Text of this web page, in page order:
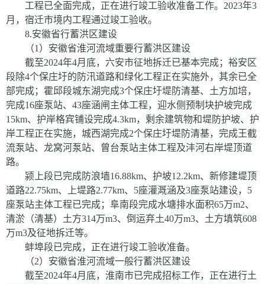
工程已全面完成，正在进行竣工验收准备工作。 2023年3
月，宿迁市境内工程通过竣工验收。
8.安徽省行蓄洪区建设
（1 ）安徽省淮河流域重要行蓄洪区建设
截至2024年4月底，六安市征地拆迁已基本完成；裕安区
段除4个保庄圩的防汛道路和绿化工程正在实施外，其余已全
部完成；霍邱段城东湖完成3个保庄圩堤防清基、土方加培，
完成16座泵站、 43座涵闸主体工程，迎水侧预制块护坡完成
15km、护岸格宾铺设完成4.3km，剩余建筑物和堤防护坡、护
岸工程正在实施，城西湖完成2个保庄圩堤防清基，完成王截
流泵站、龙窝河泵站、曾台泵站主体工程及沣河右岸堤顶道
路。
颍上段已完成防浪墙16.88km、护坡12.2km、新修建堤顶
道路22.75km、上堤路2.77km、 5座灌溉涵及3座泵站建设， 5
座泵站主体工程已完成；阜南段完成水塘排水面积65万m2、
清淤（清基）土方314万m3、倒运弃土40万m3、土方填筑608
万m3及征地拆迁等。
蚌埠段已完成，正在进行竣工验收准备。
（2）安徽省淮河流域一般行蓄洪区建设
截至2024年4月底，淮南市已完成招标工作，正在进行土